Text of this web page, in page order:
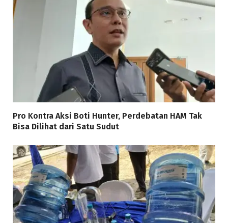
Pro Kontra Aksi Boti Hunter, Perdebatan HAM Tak
Bisa Dilihat dari Satu Sudut